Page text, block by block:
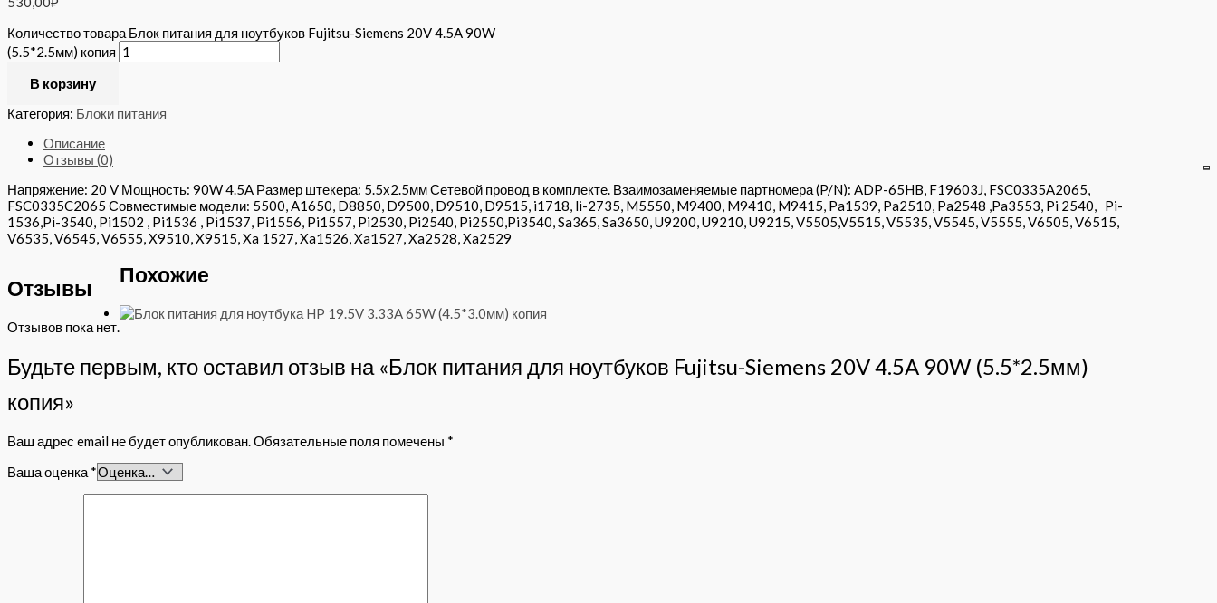
Количество товара Блок питания для ноутбуков Fujitsu-Siemens 20V 4.5A 90W
(5.5*2.5мм) копия
В корзину
Категория: Блоки питания
Описание
Отзывы (0)
Напряжение: 20 V Мощность: 90W 4.5A Размер штекера: 5.5х2.5мм Сетевой провод в комплекте. Взаимозаменяемые партномера (P/N): ADP-65HB, F19603J, FSC0335A2065,
FSC0335C2065 Совместимые модели: 5500, A1650, D8850, D9500, D9510, D9515, i1718, li-2735, M5550, M9400, M9410, M9415, Pa1539, Pa2510, Pa2548 ,Pa3553, Pi 2540, Pi-
1536,Pi-3540, Pi1502 , Pi1536 , Pi1537, Pi1556, Pi1557, Pi2530, Pi2540, Pi2550,Pi3540, Sa365, Sa3650, U9200, U9210, U9215, V5505,V5515, V5535, V5545, V5555, V6505, V6515,
V6535, V6545, V6555, X9510, X9515, Xa 1527, Xa1526, Xa1527, Xa2528, Xa2529
Отзывы
Отзывов пока нет.
Будьте первым, кто оставил отзыв на «Блок питания для ноутбуков Fujitsu-Siemens 20V 4.5A 90W (5.5*2.5мм)
копия»
Ваш адрес email не будет опубликован.Обязательные поля помечены *
Ваша оценка *
Похожие